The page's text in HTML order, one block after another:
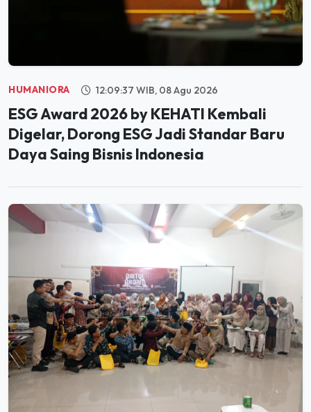
HUMANIORA 12:09:37 WIB, 08 Agu 2026
ESG Award 2026 by KEHATI Kembali
Digelar, Dorong ESG Jadi Standar Baru
Daya Saing Bisnis Indonesia